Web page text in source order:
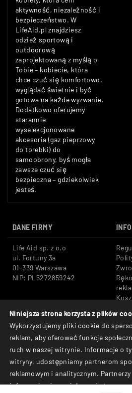
aktywność, niezależność i
bezpieczeństwo. W
LifeAid.pl znajdziesz
odzież sportową i
outdoorową
zaprojektowaną z myślą o
Tobie – kobiecie, która
chce czuć się komfortowo,
wyglądać świetnie i być
gotowa na każde wyzwanie.
Dodatkowo oferujemy
starannie
wyselekcjonowane
akcesoria (gaz pieprzowy
do torebki) do
samoobrony, byś mogła
zawsze czuć się
bezpieczna – gdziekolwiek
jesteś.
DANE FIRMY
Life Aid sp. z o.o
ul. Fortuny 3a
01-339 Warszawa
NIP: PL5272859242
Tel: +48 533 666 776
E-mail: shop@lifeaid.pl
© Life Aid sp. z o.o. All
Rights Reserved.
Niniejsza strona korzysta z plików
Wykorzystujemy pliki cookie do
reklam, aby oferować funkcje
ruch w naszej witrynie. Informacje o
witryny, udostępniamy partnerom
reklamowym i analitycznym.
informacje z innymi danymi